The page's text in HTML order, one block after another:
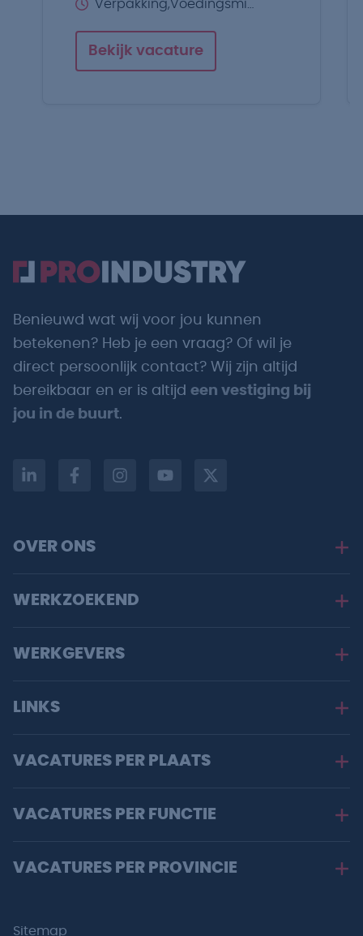
Bekijk vacature
Benieuwd wat wij voor jou kunnen
betekenen? Heb je een vraag? Of wil je
direct persoonlijk contact? Wij zijn altijd
bereikbaar en er is altijd een vestiging bij
jou in de buurt.
OVER ONS
WERKZOEKEND
WERKGEVERS
LINKS
VACATURES PER PLAATS
VACATURES PER FUNCTIE
VACATURES PER PROVINCIE
Sitemap